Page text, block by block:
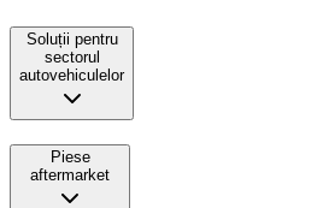
Soluții pentru
sectorul
autovehiculelor
Piese
aftermarket